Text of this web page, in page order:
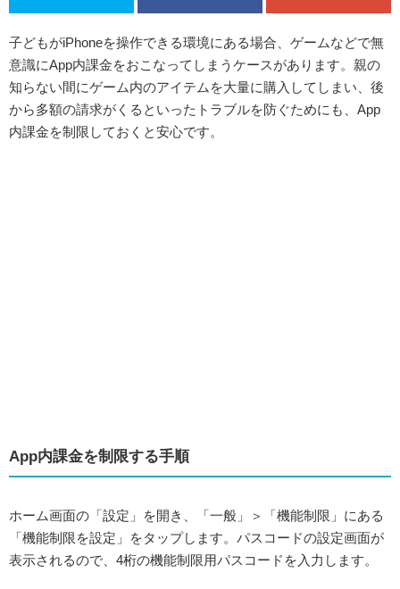
子どもがiPhoneを操作できる環境にある場合、ゲームなどで無
意識にApp内課金をおこなってしまうケースがあります。親の
知らない間にゲーム内のアイテムを大量に購入してしまい、後
から多額の請求がくるといったトラブルを防ぐためにも、App
内課金を制限しておくと安心です。
App内課金を制限する手順
ホーム画面の「設定」を開き、「一般」＞「機能制限」にある
「機能制限を設定」をタップします。パスコードの設定画面が
表示されるので、4桁の機能制限用パスコードを入力します。